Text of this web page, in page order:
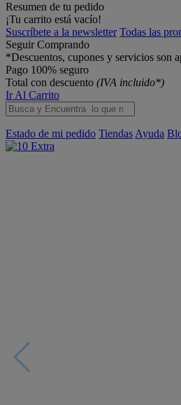
Resumen de tu pedido
¡Tu carrito está vacío!
Suscríbete a la newsletter Todas las
Seguir Comprando
*Descuentos, cupones y servicios son
Pago 100% seguro
Total con descuento (IVA incluido*)
Ir Al Carrito
Estado de mi pedido Tiendas Ayuda